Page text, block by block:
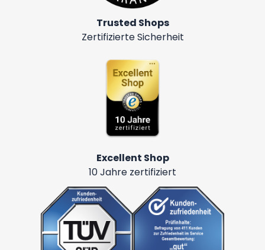
Trusted Shops
Zertifizierte Sicherheit
Excellent Shop
10 Jahre zertifiziert